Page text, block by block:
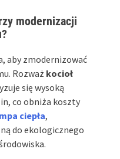
modernizacji
aby zmodernizować
Rozważ kocioł
się wysoką
co obniża koszty
ciepła,
do ekologicznego